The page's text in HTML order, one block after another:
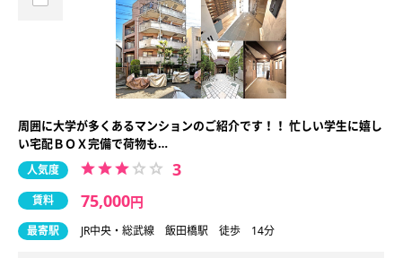
周囲に大学が多くあるマンションのご紹介です！！ 忙しい学生に嬉し
い宅配ＢＯＸ完備で荷物も…
人気度 3
賃料 75,000円
最寄駅 JR中央・総武線 飯田橋駅 徒歩 14分